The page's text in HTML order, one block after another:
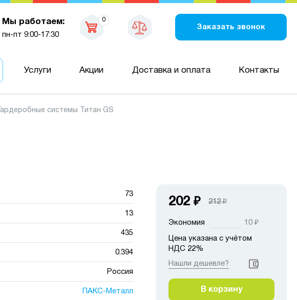
Мы работаем:
пн-пт 9:00-17:30
0
Заказать звонок
Услуги Акции Доставка и оплата Контакты
Гардеробные системы Титан GS
73
13
435
0.394
Россия
ПАКС-Металл
202 ₽ 212₽
Экономия 10 ₽
Цена указана с учётом
НДС 22%
Нашли дешевле?
В корзину